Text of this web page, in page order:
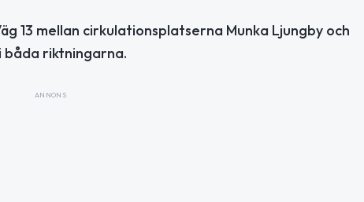
13 mellan cirkulationsplatserna Munka Ljungby och
båda riktningarna.
ANNONS